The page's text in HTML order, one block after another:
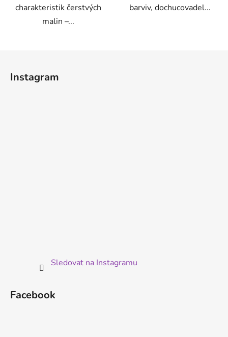
charakteristik čerstvých
malin –...
barviv, dochucovadel...
Instagram
Sledovat na Instagramu
Facebook